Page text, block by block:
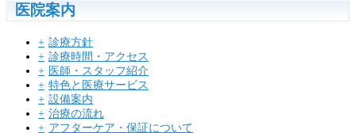
医院案内
診療方針
診療時間・アクセス
医師・スタッフ紹介
特色と医療サービス
設備案内
治療の流れ
アフターケア・保証について